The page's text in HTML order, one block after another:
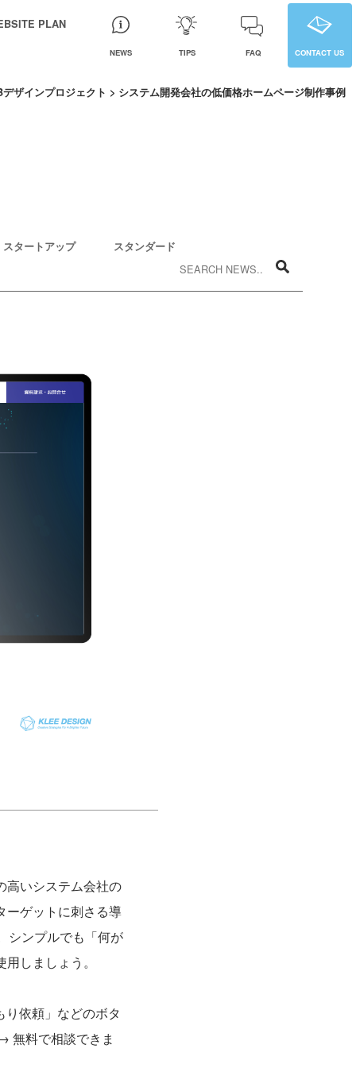
PLAN
NEWS TIPS FAQ CONTACT US
デザインプロジェクト > システム開発会社の低価格ホームページ制作事例
スタートアップ
スタンダード
高いシステム会社の
ーゲットに刺さる導
シンプルでも「何が
しましょう。
依頼」などのボタ
無料で相談できま